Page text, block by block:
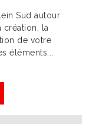
Sud autour
création, la
de votre
éléments...